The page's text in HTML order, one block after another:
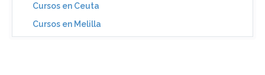
Cursos en Ceuta
Cursos en Melilla